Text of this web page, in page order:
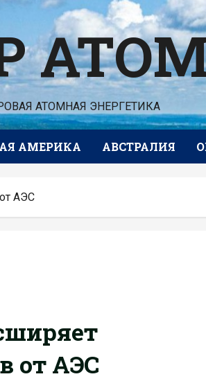
АТОМНАЯ ЭНЕРГЕТИКА
АМЕРИКА АВСТРАЛИЯ
АЭС
от АЭС